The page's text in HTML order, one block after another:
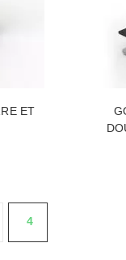
ET
4